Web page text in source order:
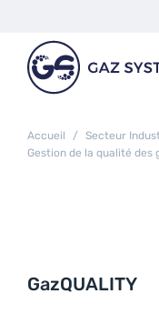
Accueil / Secteur
Gestion de la qualité des
GazQUALITY